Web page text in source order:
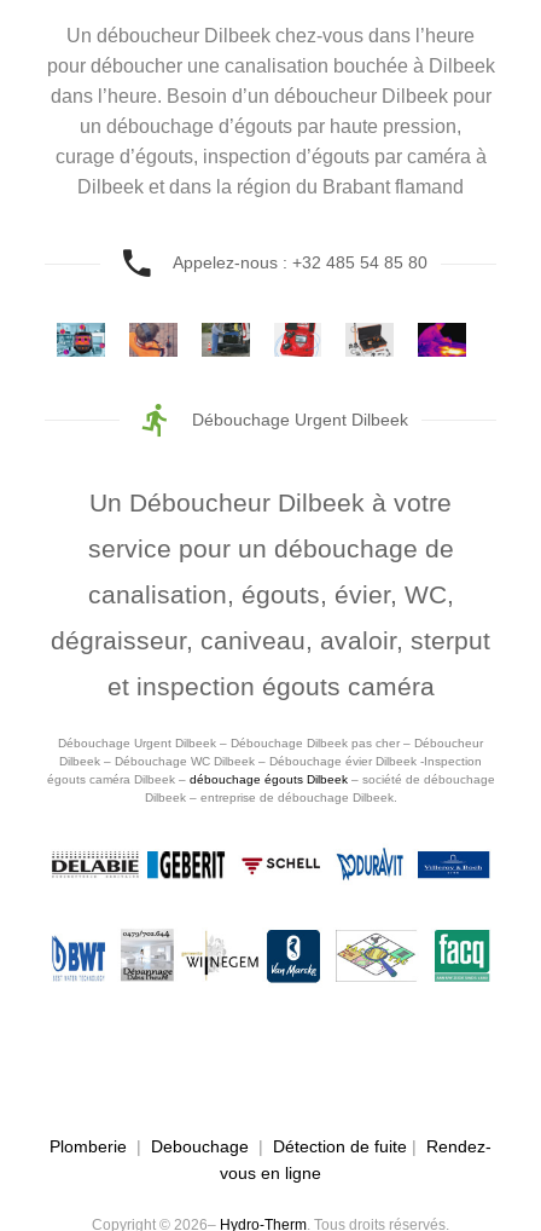
Un déboucheur Dilbeek chez-vous dans l’heure
pour déboucher une canalisation bouchée à Dilbeek
dans l’heure. Besoin d’un déboucheur Dilbeek pour
un débouchage d’égouts par haute pression,
curage d’égouts, inspection d’égouts par caméra à
Dilbeek et dans la région du Brabant flamand
Appelez-nous : +32 485 54 85 80
Débouchage Urgent Dilbeek
Un Déboucheur Dilbeek à votre
service pour un débouchage de
canalisation, égouts, évier, WC,
dégraisseur, caniveau, avaloir, sterput
et inspection égouts caméra
Débouchage Urgent Dilbeek – Débouchage Dilbeek pas cher – Déboucheur
Dilbeek – Débouchage WC Dilbeek – Débouchage évier Dilbeek -Inspection
égouts caméra Dilbeek – débouchage égouts Dilbeek – société de débouchage
Dilbeek – entreprise de débouchage Dilbeek.
Plomberie | Debouchage | Détection de fuite | Rendez-
vous en ligne
Copyright © 2026– Hydro-Therm . Tous droits réservés.